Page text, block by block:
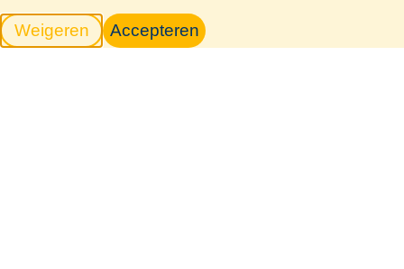
Weigerentracking scripts
Accepterentracking scripts, de pagina zal